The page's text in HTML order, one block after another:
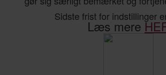
Sidste frist for indstillinger
Læs mere